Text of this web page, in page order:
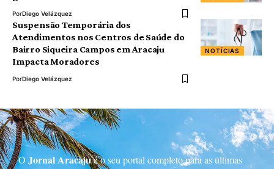
PorDiego Velázquez
NOTÍCIAS
Suspensão Temporária dos
Atendimentos nos Centros de Saúde do
Bairro Siqueira Campos em Aracaju
Impacta Moradores
PorDiego Velázquez
O Jornal Aracajué o seu portal completo para as últimas